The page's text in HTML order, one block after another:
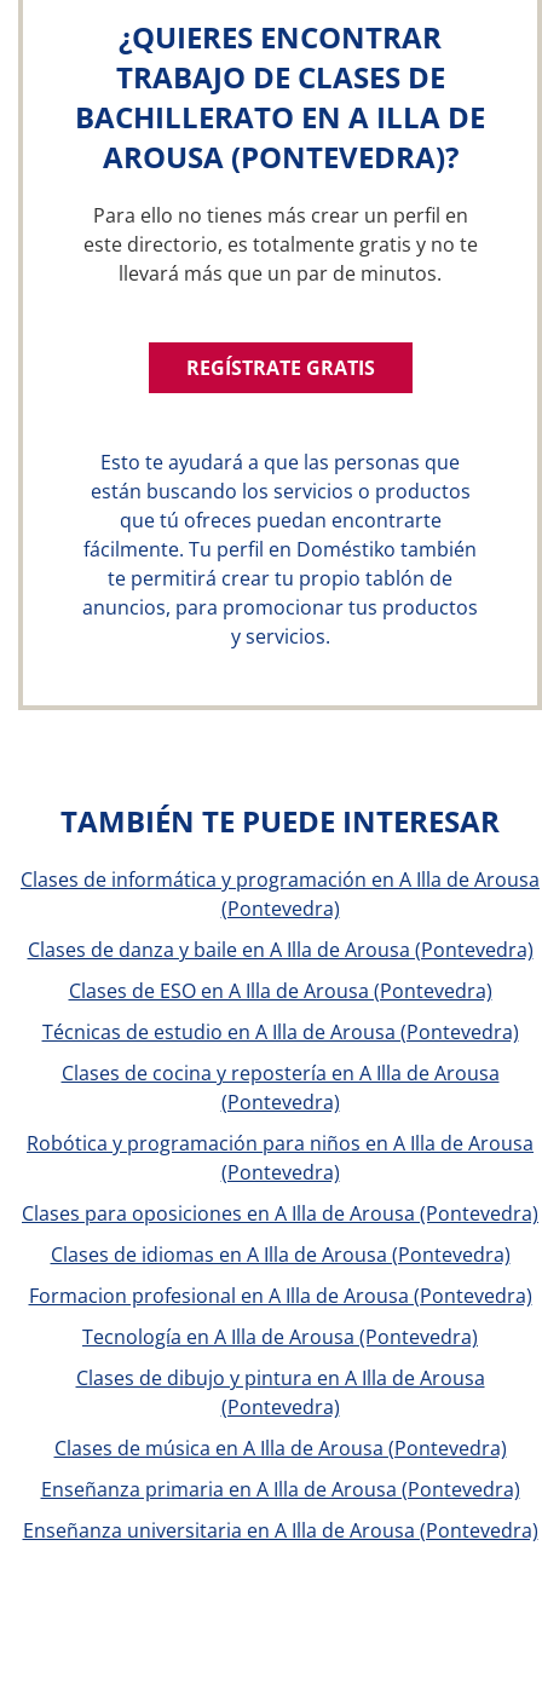
¿QUIERES ENCONTRAR
TRABAJO DE CLASES DE
BACHILLERATO EN A ILLA DE
AROUSA (PONTEVEDRA)?
Para ello no tienes más crear un perfil en
este directorio, es totalmente gratis y no te
llevará más que un par de minutos.
REGÍSTRATE GRATIS
Esto te ayudará a que las personas que
están buscando los servicios o productos
que tú ofreces puedan encontrarte
fácilmente. Tu perfil en Doméstiko también
te permitirá crear tu propio tablón de
anuncios, para promocionar tus productos
y servicios.
TAMBIÉN TE PUEDE INTERESAR
Clases de informática y programación en A Illa de Arousa
(Pontevedra)
Clases de danza y baile en A Illa de Arousa (Pontevedra)
Clases de ESO en A Illa de Arousa (Pontevedra)
Técnicas de estudio en A Illa de Arousa (Pontevedra)
Clases de cocina y repostería en A Illa de Arousa
(Pontevedra)
Robótica y programación para niños en A Illa de Arousa
(Pontevedra)
Clases para oposiciones en A Illa de Arousa (Pontevedra)
Clases de idiomas en A Illa de Arousa (Pontevedra)
Formacion profesional en A Illa de Arousa (Pontevedra)
Tecnología en A Illa de Arousa (Pontevedra)
Clases de dibujo y pintura en A Illa de Arousa
(Pontevedra)
Clases de música en A Illa de Arousa (Pontevedra)
Enseñanza primaria en A Illa de Arousa (Pontevedra)
Enseñanza universitaria en A Illa de Arousa (Pontevedra)